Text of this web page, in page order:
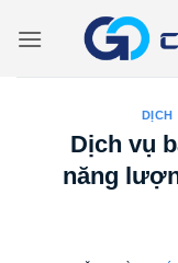
qua
DỊCH
Dịch vụ
năng